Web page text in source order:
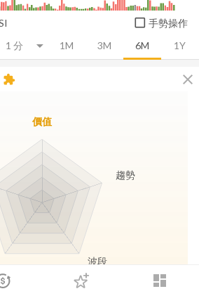
dashboard
登入
1M 3M 6M 1Y
手勢操作
close
extension
價值
趨勢
波段